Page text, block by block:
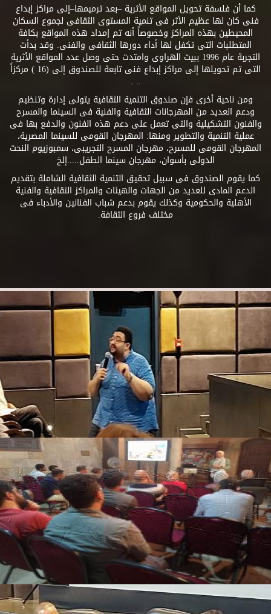
كما أن فلسفة تحويل المواقع الأثرية –بعد ترميمها–إلى مراكز إبداع
فنى كان لها عظيم الأثر فى تنمية المستوى الثقافى لجموع السكان
المحيطين بهذه المراكز وخصوصاً أنه تم إمداد هذه المواقع بكافة
المتطلبات التى تكفل لها أداء دورها الثقافى والفنى. وقد بدأت
التجربة عام 1996 ببيت الهراوى وامتدت حتى وصل عدد المواقع الأثرية
التى تم تحويلها إلى مراكز إبداع فنى تابعة للصندوق إلى (16 ) مركزاً
.. .
ومن ناحية أخرى فإن صندوق التنمية الثقافية يتولى إدارة وتنظيم
ودعم العديد من المهرجانات الثقافية والفنية فى السينما والمسرح
والفنون التشكيلية والتى تعمل على دعم هذه الفنون والدفع بها فى
عملية التنمية والتطوير ومنها: المهرجان القومى للسينما المصرية،
المهرجان القومى للمسرح، مهرجان المسرح التجريبى، سمبوزيوم النحت
الدولى بأسوان، مهرجان سينما الطفل.....إلخ
كما يقوم الصندوق فى سبيل تحقيق التنمية الثقافية الشاملة بتقديم
الدعم المادى للعديد من الجهات والهيئات والمراكز الثقافية والفنية
الأهلية والحكومية وكذلك يقوم بدعم شباب الفنانين والأدباء فى
مختلف فروع الثقافة.